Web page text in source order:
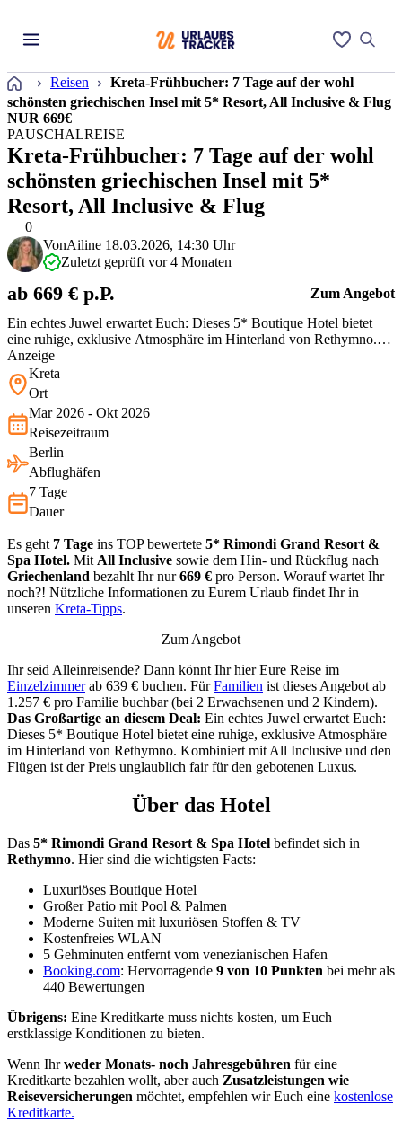
Startseite
Reisen
Kreta-Frühbucher: 7 Tage auf der wohl
schönsten griechischen Insel mit 5* Resort, All Inclusive & Flug
NUR 669€
0
PAUSCHALREISE
Kreta-Frühbucher: 7 Tage auf der wohl
schönsten griechischen Insel mit 5*
Resort, All Inclusive & Flug
Ein echtes Juwel erwartet Euch: Dieses 5* Boutique Hotel bietet
eine ruhige, exklusive Atmosphäre im Hinterland von Rethymno.
Kombiniert mit All Inclusive und den Flügen ist der Preis
unglaublich fair für den gebotenen Luxus.
VonAiline 18.03.2026, 14:30 Uhr
Zuletzt geprüft vor 4 Monaten
ab 669 € p.P. Zum Angebot
Anzeige
Kreta
Ort
Mar 2026 - Okt 2026
Reisezeitraum
Berlin
Abflughäfen
7 Tage
Dauer
Es geht 7 Tage ins TOP bewertete 5* Rimondi Grand Resort &
Spa Hotel. Mit All Inclusive sowie dem Hin- und Rückflug nach
Griechenland bezahlt Ihr nur669 € pro Person. Worauf wartet Ihr
noch?! Nützliche Informationen zu Eurem Urlaub findet Ihr in
unseren Kreta-Tipps.
Zum Angebot
Ihr seid Alleinreisende? Dann könnt Ihr hier Eure Reise im
Einzelzimmerab 639 € buchen. FürFamilien ist dieses Angebot ab
1.257 € pro Familie buchbar (bei 2 Erwachsenen und 2 Kindern).
Das Großartige an diesem Deal: Ein echtes Juwel erwartet Euch:
Dieses 5* Boutique Hotel bietet eine ruhige, exklusive Atmosphäre
im Hinterland von Rethymno. Kombiniert mit All Inclusive und den
Flügen ist der Preis unglaublich fair für den gebotenen Luxus.
Über das Hotel
Das 5* Rimondi Grand Resort & Spa Hotel befindet sich in
Rethymno. Hier sind die wichtigsten Facts:
Luxuriöses Boutique Hotel
Großer Patio mit Pool & Palmen
Moderne Suiten mit luxuriösen Stoffen & TV
Kostenfreies WLAN
5 Gehminuten entfernt vom venezianischen Hafen
Booking.com: Hervorragende 9 von 10 Punkten bei mehr als
440 Bewertungen
Übrigens: Eine Kreditkarte muss nichts kosten, um Euch
erstklassige Konditionen zu bieten.
Wenn Ihrweder Monats- noch Jahresgebühren für eine
Kreditkarte bezahlen wollt, aber auch Zusatzleistungen wie
Reiseversicherungen möchtet, empfehlen wir Euch eine kostenlose
Kreditkarte.